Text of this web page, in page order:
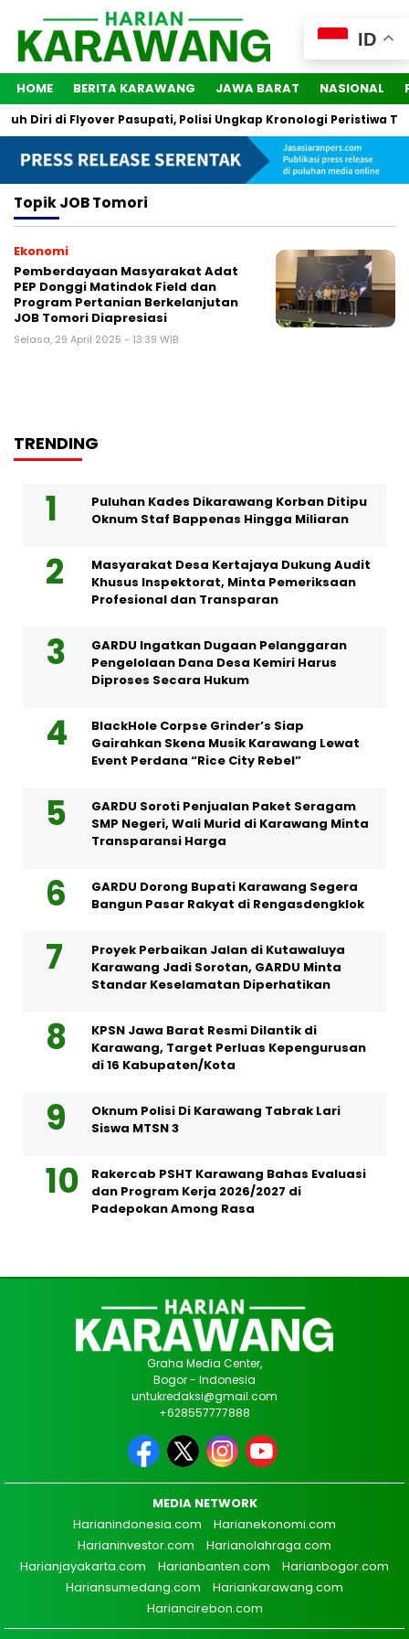
HOME BERITA KARAWANG JAWA BARAT NASIONAL
Diri di Flyover Pasupati, Polisi Ungkap Kronologi Peristiwa
TopikJOB Tomori
Ekonomi
Pemberdayaan Masyarakat Adat
PEP Donggi Matindok Field dan
Program Pertanian Berkelanjutan
JOB Tomori Diapresiasi
Selasa, 29 April 2025 - 13:39 WIB
TRENDING
Puluhan Kades Dikarawang Korban Ditipu
Oknum Staf Bappenas Hingga Miliaran
Masyarakat Desa Kertajaya Dukung Audit
Khusus Inspektorat, Minta Pemeriksaan
Profesional dan Transparan
GARDU Ingatkan Dugaan Pelanggaran
Pengelolaan Dana Desa Kemiri Harus
Diproses Secara Hukum
BlackHole Corpse Grinder’s Siap
Gairahkan Skena Musik Karawang Lewat
Event Perdana “Rice City Rebel”
GARDU Soroti Penjualan Paket Seragam
SMP Negeri, Wali Murid di Karawang Minta
Transparansi Harga
GARDU Dorong Bupati Karawang Segera
Bangun Pasar Rakyat di Rengasdengklok
Proyek Perbaikan Jalan di Kutawaluya
Karawang Jadi Sorotan, GARDU Minta
Standar Keselamatan Diperhatikan
KPSN Jawa Barat Resmi Dilantik di
Karawang, Target Perluas Kepengurusan
di 16 Kabupaten/Kota
Oknum Polisi Di Karawang Tabrak Lari
Siswa MTSN 3
Rakercab PSHT Karawang Bahas Evaluasi
dan Program Kerja 2026/2027 di
Padepokan Among Rasa
ID
Graha Media Center,
Bogor - Indonesia
untukredaksi@gmail.com
+628557777888
MEDIA NETWORK
Harianindonesia.com
Harianekonomi.com
Harianinvestor.com
Harianolahraga.com
Harianjayakarta.com
Harianbanten.com
Harianbogor.com
Hariansumedang.com
Hariankarawang.com
Hariancirebon.com